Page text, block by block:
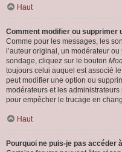
Haut
Comment modifier ou supprimer
Comme pour les messages, les
l’auteur original, un modérateur
sondage, cliquez sur le bouton
toujours celui auquel est associé
peut modifier une option ou
modérateurs et les
pour empêcher le trucage en
Haut
Pourquoi ne puis-je pas accéder